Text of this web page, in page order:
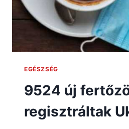
EGÉSZSÉG
9524 új
regisztráltak